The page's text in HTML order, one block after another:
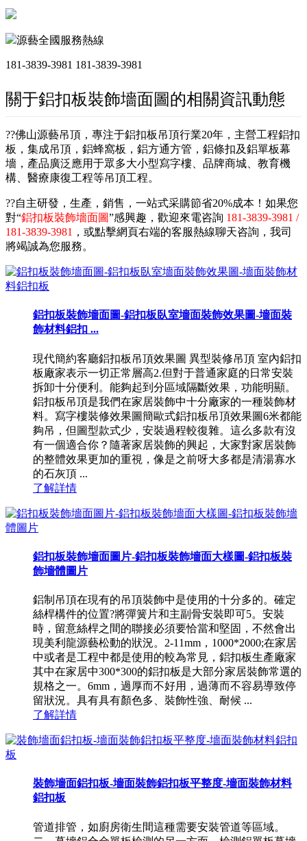
源藝全國服務熱線
181-3839-3981 181-3839-3981
關于鋁扣板裝飾墻面圖的相關資訊動態
??佛山源藝吊頂，專注于鋁扣板吊頂行業20年，主營工程鋁扣
板，集成吊頂，鋁蜂窩板，鋁方通方管，鋁條扣及鋁單板幕
墻，產品廣泛應用于眾多大小型寫字樓、品牌商城、教育機
構、醫療康復工程等吊頂工程。
??自主研發，生產，銷售，一站式采購節省20%成本！如果您
對“鋁扣板裝飾墻面圖”感興趣，歡迎來電咨詢 181-3839-3981 /
181-3839-3981 ，或點擊網頁右端的客服熱線聊天咨詢，我司
將竭誠為您服務。
鋁扣板裝飾墻面圖-鋁扣板臥室墻面裝飾效果圖-墻面裝
飾材料鋁扣 ...
現代簡約客廳鋁扣板吊頂效果圖 異型裝修吊頂 室內鋁扣
板廠家表示一切正常層高2.但對于普通家庭的日常安裝
拆卸十分便利。能夠起到分區域隔斷效果，功能明顯。
鋁扣板吊頂是我們在家居裝飾中十分廠家的一種裝飾材
料。寫字樓裝修效果圖簡歐式鋁扣板吊頂效果圖6米都能
夠吊，但圖型款式少，安裝過程較復雜。這么多款有沒
有一個適合你？隨著家居裝飾的興起，大家對家居裝飾
的整體效果更加的重視，像是之前呀大多都是清湯寡水
的石灰頂 ...
了解詳情
鋁扣板裝飾墻面圖片-鋁扣板裝飾墻面大樣圖-鋁扣板裝
飾墻體圖片
鋁制吊頂在現有的吊頂裝飾中是使用的十分多的。確定
絲桿構件的位置?將彈簧片和主副骨安裝即可5。安裝
時，留意絲桿之間的聯接必須要恰當和堅固，不然會出
現美利龍源藝松動的狀況。2-11mm，1000*2000;在家居
中或者是工程中都是使用的較為常見，鋁扣板生產廠家
其中在家居中300*300的鋁扣板是大部分家居裝飾常選的
規格之一。6mm，過厚而不好用，過薄而不容易導致停
留狀況。具有具有顏色多、裝飾性強、耐候 ...
了解詳情
裝飾墻面鋁扣板-墻面裝飾鋁扣板平整度-墻面裝飾材料
鋁扣板
管道排管，如廚房衛生間這種需要安裝管道等區域。